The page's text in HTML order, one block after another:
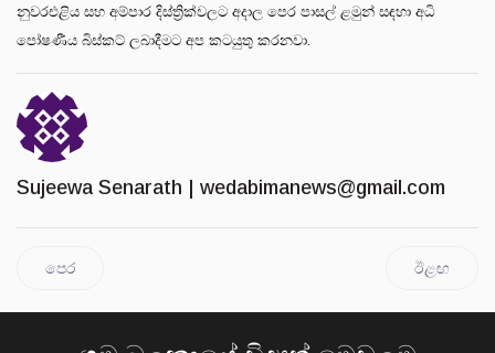
නුවරඑළිය සහ අම්පාර දිස්ත්‍රික්වලට අදාල පෙර පාසල් ළමුන් සඳහා අධි
පෝෂණීය බිස්කට් ලබාදීමට අප කටයුතු කරනවා.
Sujeewa Senarath | wedabimanews@gmail.com
පෙර ඊළඟ